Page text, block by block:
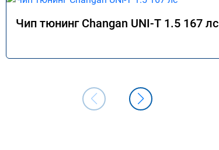
Чип тюнинг Changan UNI-T 1.5 167 лс